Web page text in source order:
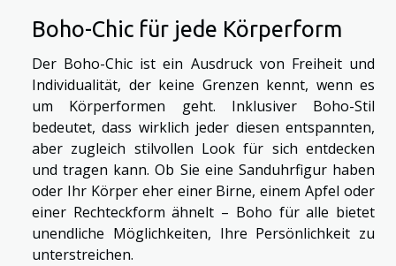
Boho-Chic für jede Körperform
Der Boho-Chic ist ein Ausdruck von Freiheit und
Individualität, der keine Grenzen kennt, wenn es
um Körperformen geht. Inklusiver Boho-Stil
bedeutet, dass wirklich jeder diesen entspannten,
aber zugleich stilvollen Look für sich entdecken
und tragen kann. Ob Sie eine Sanduhrfigur haben
oder Ihr Körper eher einer Birne, einem Apfel oder
einer Rechteckform ähnelt – Boho für alle bietet
unendliche Möglichkeiten, Ihre Persönlichkeit zu
unterstreichen.